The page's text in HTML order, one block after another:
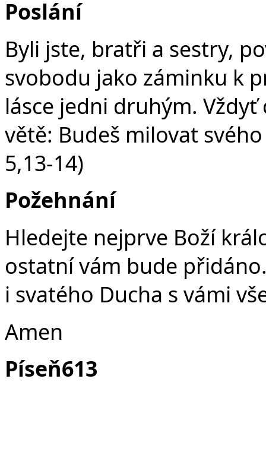
Poslání
Byli jste, bratři a sestry,
svobodu jako záminku k
lásce jedni druhým.
větě: Budeš milovat
5,13-14)
Požehnání
Hledejte nejprve Boží
ostatní vám bude
i svatého Ducha s vámi
Amen
Píseň613